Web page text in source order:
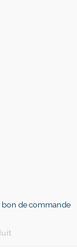
bon de commande